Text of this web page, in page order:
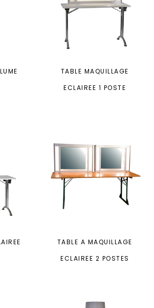
TABLE MAQUILLAGE
ECLAIREE 1 POSTE
TABLE A MAQUILLAGE
ECLAIREE 2 POSTES